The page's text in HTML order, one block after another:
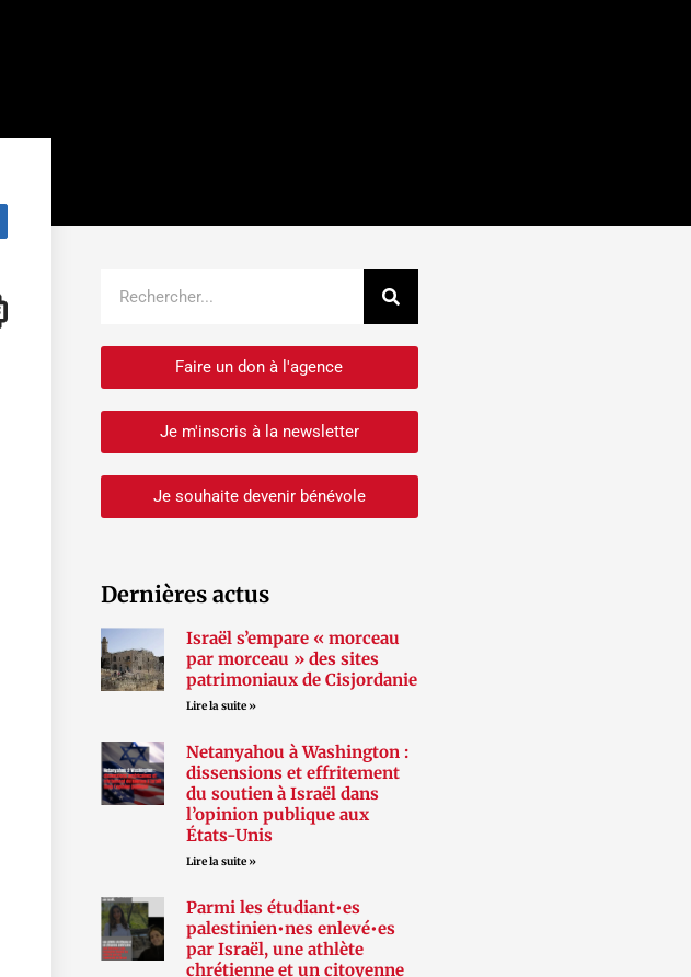
Faire un don à l'agence
Je m'inscris à la newsletter
Je souhaite devenir bénévole
Dernières actus
Israël s’empare « morceau
par morceau » des sites
patrimoniaux de Cisjordanie
Lire la suite »
Netanyahou à Washington :
dissensions et effritement
du soutien à Israël dans
l’opinion publique aux
États-Unis
Lire la suite »
Parmi les étudiant•es
palestinien•nes enlevé•es
par Israël, une athlète
chrétienne et un citoyenne